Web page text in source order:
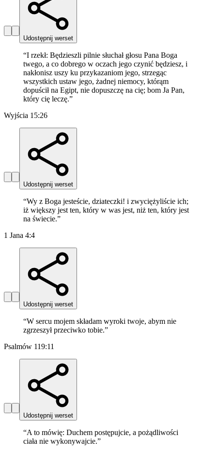
Udostępnij werset
“I rzekł: Będzieszli pilnie słuchał głosu Pana Boga
twego, a co dobrego w oczach jego czynić będziesz, i
nakłonisz uszy ku przykazaniom jego, strzegąc
wszystkich ustaw jego, żadnej niemocy, którąm
dopuścił na Egipt, nie dopuszczę na cię; bom Ja Pan,
który cię leczę.”
Wyjścia 15:26
Udostępnij werset
“Wy z Boga jesteście, dziateczki! i zwyciężyliście ich;
iż większy jest ten, który w was jest, niż ten, który jest
na świecie.”
1 Jana 4:4
Udostępnij werset
“W sercu mojem składam wyroki twoje, abym nie
zgrzeszył przeciwko tobie.”
Psalmów 119:11
Udostępnij werset
“A to mówię: Duchem postępujcie, a pożądliwości
ciała nie wykonywajcie.”